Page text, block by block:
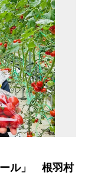
ール」 根羽村